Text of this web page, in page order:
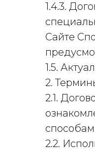
1.4.3.
Сайте
1.5.
2.
2.1.
2.2.